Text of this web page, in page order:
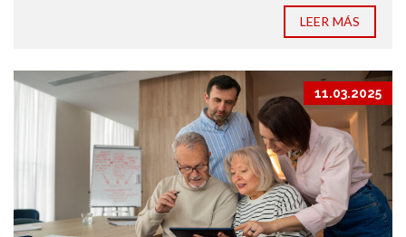
LEER MÁS
11.03.2025